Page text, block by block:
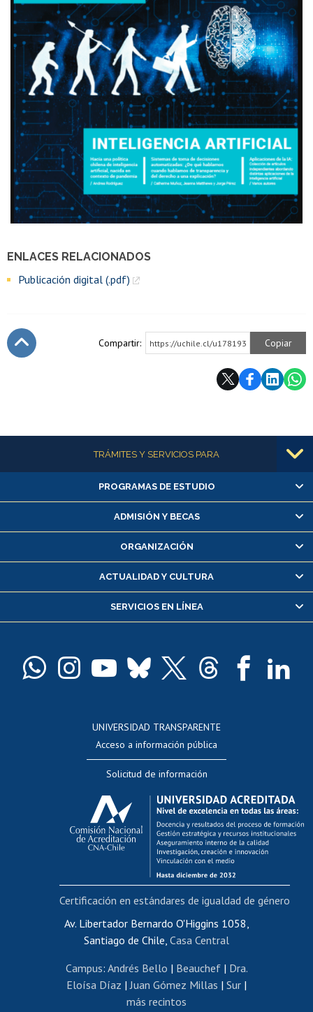
ENLACES RELACIONADOS
Publicación digital (.pdf)
Compartir: https://uchile.cl/u178193 Copiar
Más informaciónTRÁMITES Y SERVICIOS PARA
Alumnas/os y exalumnas/os
Matrícula en línea
Inscripción y cambio de asignaturas
Consulta y certificado de notas
Servicio médico y dental
Pago de arancel y crédito alumnos
Docentes
Perfeccionamiento
Editar Portafolio Académico
Evaluación docente
Calificación académica
Postulación al AUCAI
Funcionarias/os
Cursos internos de capacitación
Bienestar del personal
Portal de movilidad interna
Certificado de renta
Certificado de renta honorarios
Editar páginas blancas
Extranjeras/os
PROGRAMAS DE ESTUDIO
ADMISIÓN Y BECAS
ORGANIZACIÓN
ACTUALIDAD Y CULTURA
SERVICIOS EN LÍNEA
UNIVERSIDAD TRANSPARENTE
Acceso a información pública
Solicitud de información
Av. Libertador Bernardo O'Higgins 1058,
Santiago de Chile, Casa Central
Campus: Andrés Bello | Beauchef| Dra.
Eloísa Díaz | Juan Gómez Millas | Sur |
más recintos
Certificación en estándares de igualdad de género